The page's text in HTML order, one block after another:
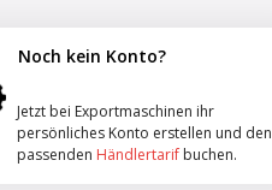
Noch kein Konto?
Jetzt bei Exportmaschinen ihr
persönliches Konto erstellen und den
passenden Händlertarif buchen.